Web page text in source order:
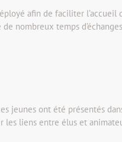
afin de faciliter
de nombreux temps
jeunes ont été présentés
les liens entre élus et